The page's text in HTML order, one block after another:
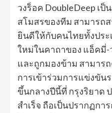
วงร็อค DoubleDeep เ
สโมสรของทีม สามารถ
ยินดีให้กับคนไทยทั้งประ
ใหม่ในคาถาของ แอ็คมี่
และถูกมองข้าม สามาร
การเข้าร่วมการแข่งขัน
ขึ้นกลางปีนี้ที่ กรุงริยาด
สำเร็จ ถือเป็นปรากฏกา